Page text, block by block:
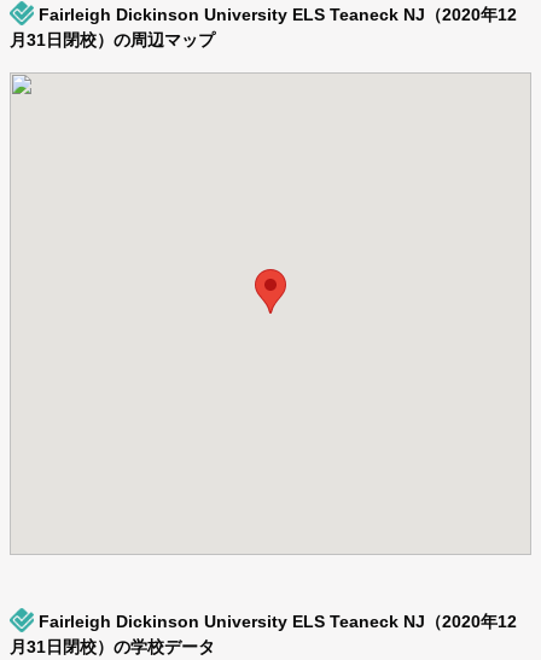
Fairleigh Dickinson University ELS Teaneck NJ（2020年12
月31日閉校）の周辺マップ
Fairleigh Dickinson University ELS Teaneck NJ（2020年12
月31日閉校）の学校データ